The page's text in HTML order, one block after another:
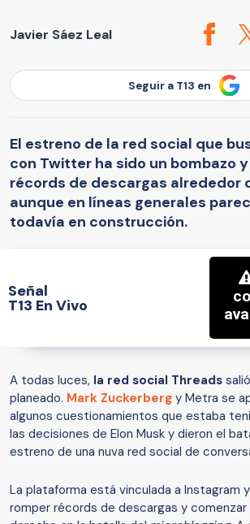
Javier Sáez Leal
Seguir a T13 en
El estreno de la red social que
con Twitter ha sido un bombazo
récords de descargas alrededor
aunque en líneas generales
todavía en construcción.
Señal
T13 En Vivo
A todas luces, la red social Threads
planeado. Mark Zuckerberg y Metra se
algunos cuestionamientos que estaba
las decisiones de Elon Musk y dieron el
estreno de una nuva red social de
La plataforma está vinculada a Instagram
romper récords de descargas y comenzar